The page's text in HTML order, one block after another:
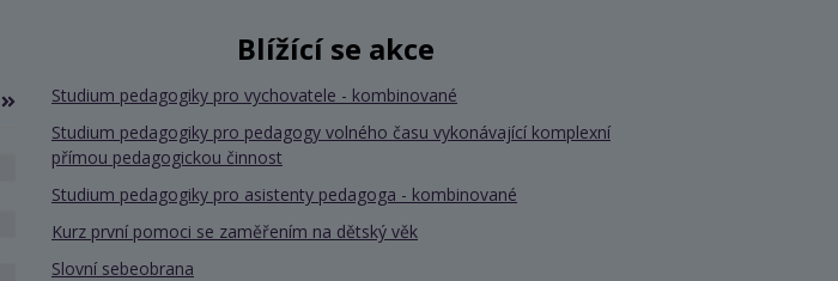
Blížící se akce
Studium pedagogiky pro vychovatele - kombinované
Studium pedagogiky pro pedagogy volného času vykonávající komplexní
přímou pedagogickou činnost
Studium pedagogiky pro asistenty pedagoga - kombinované
Kurz první pomoci se zaměřením na dětský věk
Slovní sebeobrana